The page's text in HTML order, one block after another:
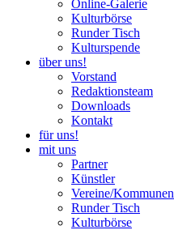
Online-Galerie
Kulturbörse
Runder Tisch
Kulturspende
über uns!
Vorstand
Redaktionsteam
Downloads
Kontakt
für uns!
mit uns
Partner
Künstler
Vereine/Kommunen
Runder Tisch
Kulturbörse